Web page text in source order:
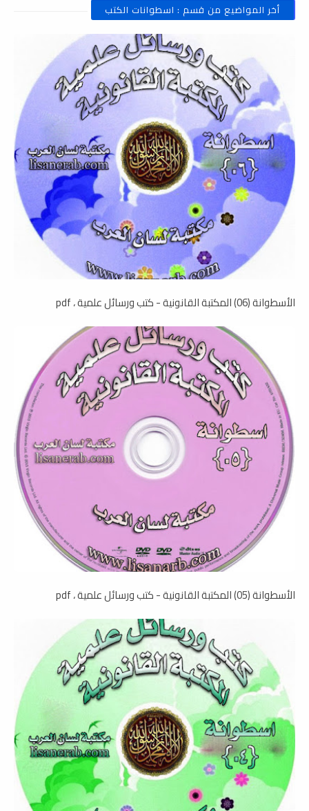
أخر المواضيع من قسم : اسطوانات الكتب
الأسطوانة (06) المكتبة القانونية - كتب ورسائل علمية ، pdf
الأسطوانة (05) المكتبة القانونية - كتب ورسائل علمية ، pdf